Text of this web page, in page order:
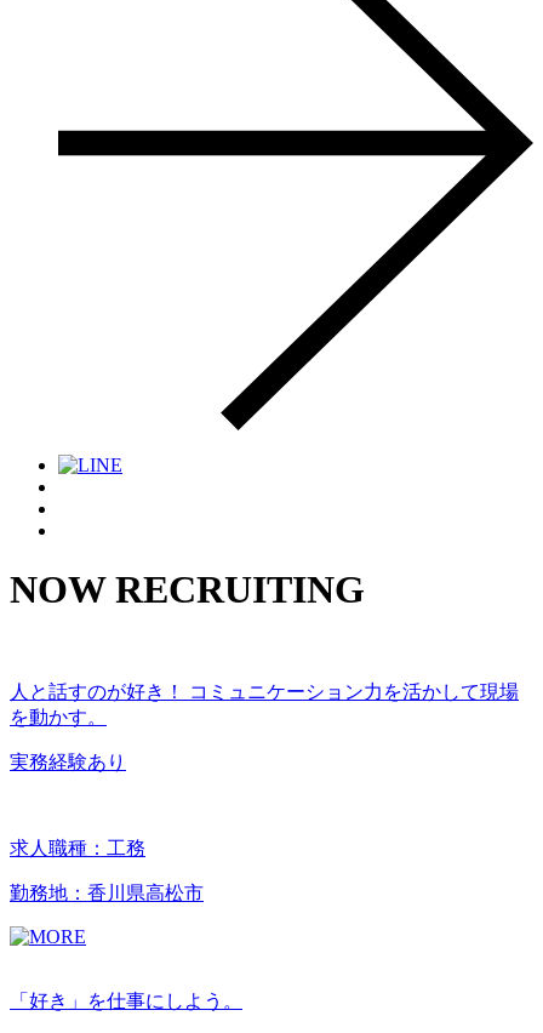
NOW RECRUITING
人と話すのが好き！ コミュニケーション力を活かして現場
を動かす。
実務経験あり
求人職種：工務
勤務地：香川県高松市
「好き」を仕事にしよう。